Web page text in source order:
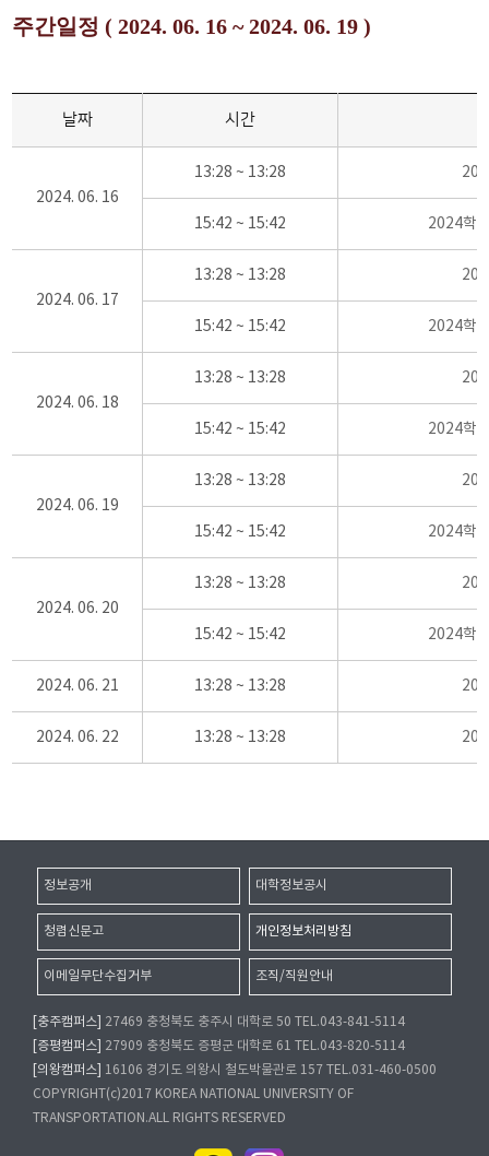
주간일정 ( 2024. 06. 16 ~ 2024. 06. 19 )
날짜 시간
2024. 06. 16
13:28 ~ 13:28
15:42 ~ 15:42 2024학
2024. 06. 17
13:28 ~ 13:28
15:42 ~ 15:42 2024학
2024. 06. 18
13:28 ~ 13:28
15:42 ~ 15:42 2024학
2024. 06. 19
13:28 ~ 13:28
15:42 ~ 15:42 2024학
2024. 06. 20
13:28 ~ 13:28
15:42 ~ 15:42 2024학
2024. 06. 21 13:28 ~ 13:28
2024. 06. 22 13:28 ~ 13:28
정보공개 대학정보공시
청렴신문고 개인정보처리방침
이메일무단수집거부 조직/직원안내
[충주캠퍼스]
27469 충청북도 충주시 대학로 50 TEL.043-841-5114
[증평캠퍼스]
27909 충청북도 증평군 대학로 61 TEL.043-820-5114
[의왕캠퍼스]
16106 경기도 의왕시 철도박물관로 157 TEL.031-460-0500
COPYRIGHT(c)2017 KOREA NATIONAL UNIVERSITY OF
TRANSPORTATION.ALL RIGHTS RESERVED